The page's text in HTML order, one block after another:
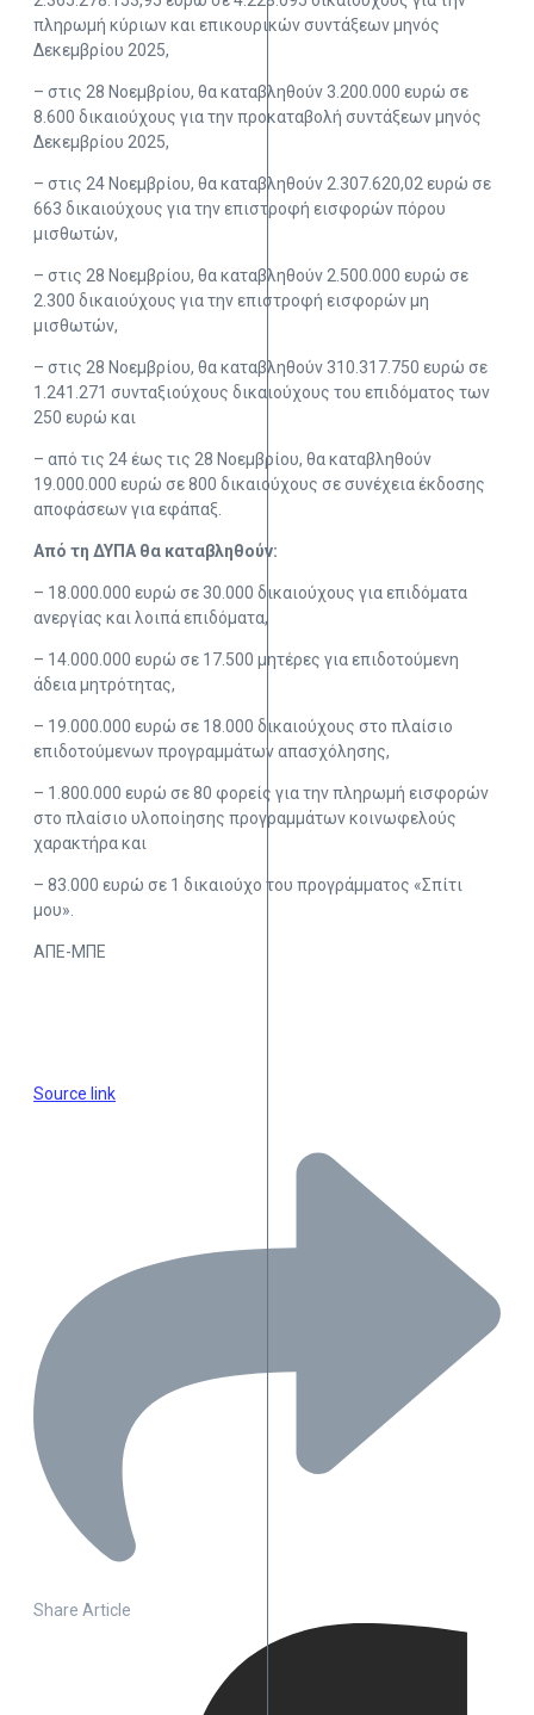
πληρωμή κύριων και επικουρικών συντάξεων μηνός
Δεκεμβρίου 2025,
– στις 28 Νοεμβρίου, θα καταβληθούν 3.200.000 ευρώ σε
8.600 δικαιούχους για την προκαταβολή συντάξεων μηνός
Δεκεμβρίου 2025,
– στις 24 Νοεμβρίου, θα καταβληθούν 2.307.620,02 ευρώ σε
663 δικαιούχους για την επιστροφή εισφορών πόρου
μισθωτών,
– στις 28 Νοεμβρίου, θα καταβληθούν 2.500.000 ευρώ σε
2.300 δικαιούχους για την επιστροφή εισφορών μη
μισθωτών,
– στις 28 Νοεμβρίου, θα καταβληθούν 310.317.750 ευρώ σε
1.241.271 συνταξιούχους δικαιούχους του επιδόματος των
250 ευρώ και
– από τις 24 έως τις 28 Νοεμβρίου, θα καταβληθούν
19.000.000 ευρώ σε 800 δικαιούχους σε συνέχεια έκδοσης
αποφάσεων για εφάπαξ.
Από τη ΔΥΠΑ θα καταβληθούν:
– 18.000.000 ευρώ σε 30.000 δικαιούχους για επιδόματα
ανεργίας και λοιπά επιδόματα,
– 14.000.000 ευρώ σε 17.500 μητέρες για επιδοτούμενη
άδεια μητρότητας,
– 19.000.000 ευρώ σε 18.000 δικαιούχους στο πλαίσιο
επιδοτούμενων προγραμμάτων απασχόλησης,
– 1.800.000 ευρώ σε 80 φορείς για την πληρωμή εισφορών
στο πλαίσιο υλοποίησης προγραμμάτων κοινωφελούς
χαρακτήρα και
– 83.000 ευρώ σε 1 δικαιούχο του προγράμματος «Σπίτι
μου».
ΑΠΕ-ΜΠΕ
Source link
Share Article